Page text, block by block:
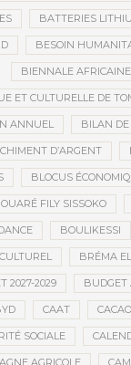
BATTERIES
BESOIN
BIENNALE
ET CULTURELLE DE
ANNUEL BILAN
D’ARGENT
BLOCUS
FILY SISSOKO
BOULIKESSI
BRÉMA
2027-2029 BUDGET
CAAT CACAO
SOCIALE